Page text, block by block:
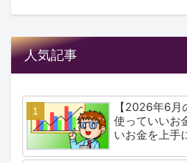
人気記事
【2026年6月
使っていいお
いお金を上手